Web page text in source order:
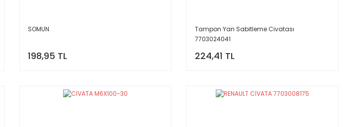
SOMUN
198,95 TL
Tampon Yan Sabitleme Civatası
7703024041
224,41 TL